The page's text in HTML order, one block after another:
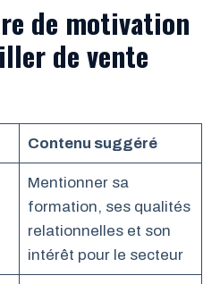
de motivation
de vente
Contenu suggéré
Mentionner sa
formation, ses qualités
relationnelles et son
intérêt pour le secteur